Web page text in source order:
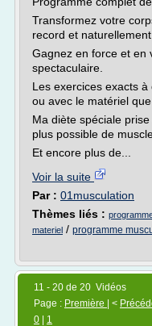
Transformez votre
record et naturellement.
Gagnez en force et en
spectaculaire.
Les exercices exacts
ou avec le matériel
Ma diète spéciale
plus possible de
Et encore plus de...
Voir la suite
Par : 01musculation
Thèmes liés :
materiel / programme
11 - 20 de 20 Vidéos
Page : Première | <
0
1